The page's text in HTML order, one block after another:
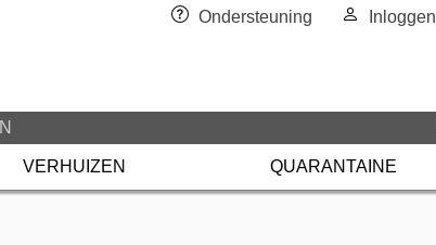
Ondersteuning Inloggen
VERHUIZEN QUARANTAINE